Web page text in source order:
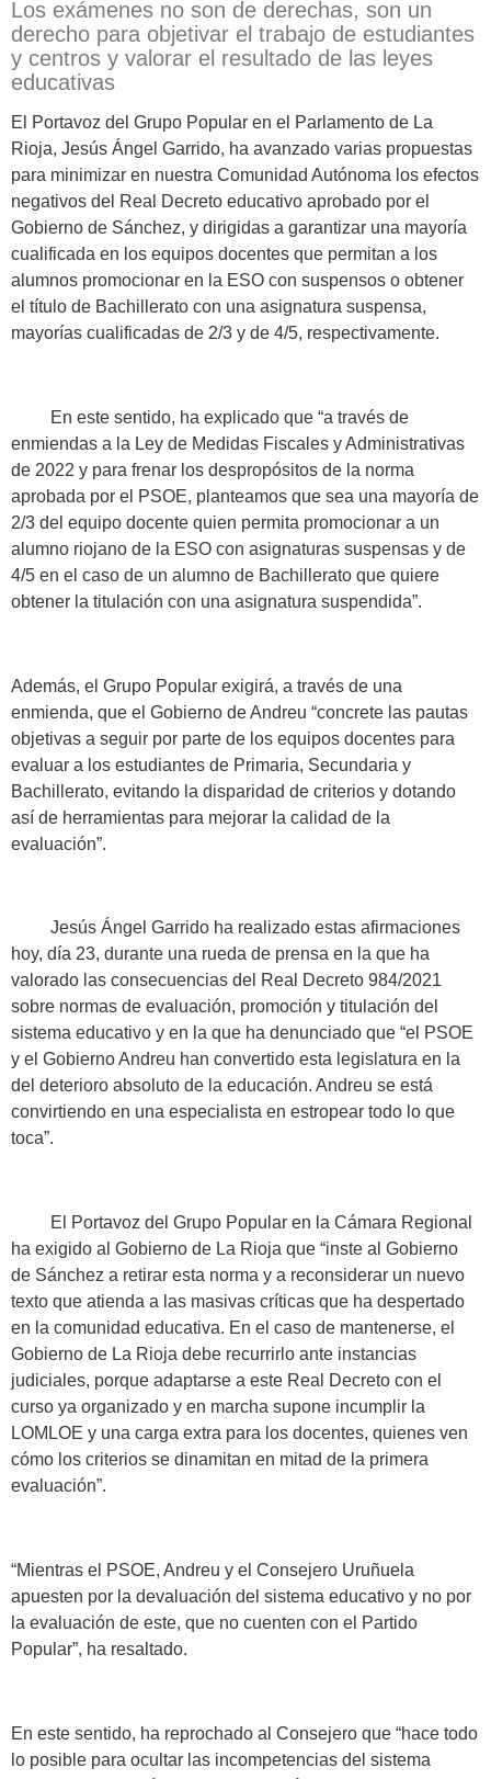
Los exámenes no son de derechas, son un
derecho para objetivar el trabajo de estudiantes
y centros y valorar el resultado de las leyes
educativas
El Portavoz del Grupo Popular en el Parlamento de La
Rioja, Jesús Ángel Garrido, ha avanzado varias propuestas
para minimizar en nuestra Comunidad Autónoma los efectos
negativos del Real Decreto educativo aprobado por el
Gobierno de Sánchez, y dirigidas a garantizar una mayoría
cualificada en los equipos docentes que permitan a los
alumnos promocionar en la ESO con suspensos o obtener
el título de Bachillerato con una asignatura suspensa,
mayorías cualificadas de 2/3 y de 4/5, respectivamente.
En este sentido, ha explicado que “a través de
enmiendas a la Ley de Medidas Fiscales y Administrativas
de 2022 y para frenar los despropósitos de la norma
aprobada por el PSOE, planteamos que sea una mayoría de
2/3 del equipo docente quien permita promocionar a un
alumno riojano de la ESO con asignaturas suspensas y de
4/5 en el caso de un alumno de Bachillerato que quiere
obtener la titulación con una asignatura suspendida”.
Además, el Grupo Popular exigirá, a través de una
enmienda, que el Gobierno de Andreu “concrete las pautas
objetivas a seguir por parte de los equipos docentes para
evaluar a los estudiantes de Primaria, Secundaria y
Bachillerato, evitando la disparidad de criterios y dotando
así de herramientas para mejorar la calidad de la
evaluación”.
Jesús Ángel Garrido ha realizado estas afirmaciones
hoy, día 23, durante una rueda de prensa en la que ha
valorado las consecuencias del Real Decreto 984/2021
sobre normas de evaluación, promoción y titulación del
sistema educativo y en la que ha denunciado que “el PSOE
y el Gobierno Andreu han convertido esta legislatura en la
del deterioro absoluto de la educación. Andreu se está
convirtiendo en una especialista en estropear todo lo que
toca”.
El Portavoz del Grupo Popular en la Cámara Regional
ha exigido al Gobierno de La Rioja que “inste al Gobierno
de Sánchez a retirar esta norma y a reconsiderar un nuevo
texto que atienda a las masivas críticas que ha despertado
en la comunidad educativa. En el caso de mantenerse, el
Gobierno de La Rioja debe recurrirlo ante instancias
judiciales, porque adaptarse a este Real Decreto con el
curso ya organizado y en marcha supone incumplir la
LOMLOE y una carga extra para los docentes, quienes ven
cómo los criterios se dinamitan en mitad de la primera
evaluación”.
“Mientras el PSOE, Andreu y el Consejero Uruñuela
apuesten por la devaluación del sistema educativo y no por
la evaluación de este, que no cuenten con el Partido
Popular”, ha resaltado.
En este sentido, ha reprochado al Consejero que “hace todo
lo posible para ocultar las incompetencias del sistema